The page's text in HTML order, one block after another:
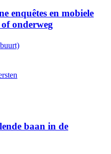
enquêtes en mobiele
onderweg
baan in de